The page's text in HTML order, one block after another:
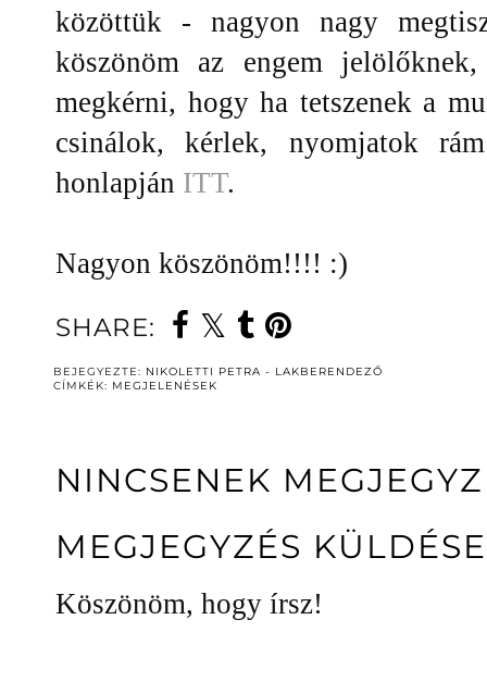
közöttük - nagyon nagy
köszönöm az engem
megkérni, hogy ha tetszenek a
csinálok, kérlek, nyomjatok
honlapján ITT.
Nagyon köszönöm!!!! :)
SHARE:
BEJEGYEZTE: NIKOLETTI PETRA - LAKBERENDEZŐ
CÍMKÉK: MEGJELENÉSEK
NINCSENEK
MEGJEGYZÉS KÜLDÉSE
Köszönöm, hogy írsz!